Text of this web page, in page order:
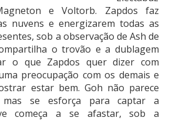
e Voltorb. Zapdos faz
nuvens e energizarem todas as
sob a observação de Ash de
o trovão e a dublagem
o que Zapdos quer dizer com
preocupação com os demais e
estar bem. Goh não parece
mas se esforça para captar a
começa a se afastar, sob a